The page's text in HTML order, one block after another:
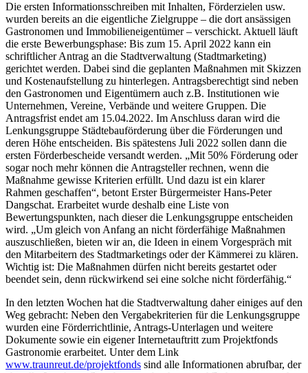
Die ersten Informationsschreiben mit Inhalten, Förderzielen usw.
wurden bereits an die eigentliche Zielgruppe – die dort ansässigen
Gastronomen und Immobilieneigentümer – verschickt. Aktuell läuft
die erste Bewerbungsphase: Bis zum 15. April 2022 kann ein
schriftlicher Antrag an die Stadtverwaltung (Stadtmarketing)
gerichtet werden. Dabei sind die geplanten Maßnahmen mit Skizzen
und Kostenaufstellung zu hinterlegen. Antragsberechtigt sind neben
den Gastronomen und Eigentümern auch z.B. Institutionen wie
Unternehmen, Vereine, Verbände und weitere Gruppen. Die
Antragsfrist endet am 15.04.2022. Im Anschluss daran wird die
Lenkungsgruppe Städtebauförderung über die Förderungen und
deren Höhe entscheiden. Bis spätestens Juli 2022 sollen dann die
ersten Förderbescheide versandt werden. „Mit 50% Förderung oder
sogar noch mehr können die Antragsteller rechnen, wenn die
Maßnahme gewisse Kriterien erfüllt. Und dazu ist ein klarer
Rahmen geschaffen“, betont Erster Bürgermeister Hans-Peter
Dangschat. Erarbeitet wurde deshalb eine Liste von
Bewertungspunkten, nach dieser die Lenkungsgruppe entscheiden
wird. „Um gleich von Anfang an nicht förderfähige Maßnahmen
auszuschließen, bieten wir an, die Ideen in einem Vorgespräch mit
den Mitarbeitern des Stadtmarketings oder der Kämmerei zu klären.
Wichtig ist: Die Maßnahmen dürfen nicht bereits gestartet oder
beendet sein, denn rückwirkend sei eine solche nicht förderfähig.“
In den letzten Wochen hat die Stadtverwaltung daher einiges auf den
Weg gebracht: Neben den Vergabekriterien für die Lenkungsgruppe
wurden eine Förderrichtlinie, Antrags-Unterlagen und weitere
Dokumente sowie ein eigener Internetauftritt zum Projektfonds
Gastronomie erarbeitet. Unter dem Link
www.traunreut.de/projektfonds sind alle Informationen abrufbar, der